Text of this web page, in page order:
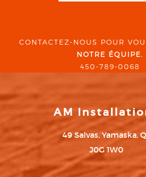
CONTACTEZ-NOUS POUR
NOTRE ÉQUIPE.
450-789-0068
AM
49 Salvas, Yamaska,
J0G 1W0